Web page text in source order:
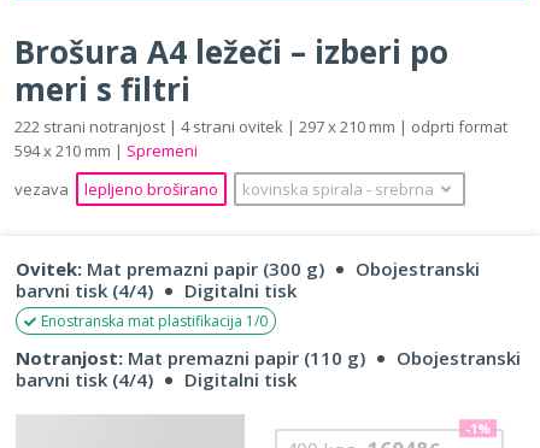
Brošura A4 ležeči – izberi po
meri s filtri
222 strani notranjost | 4 strani ovitek | 297 x 210 mm | odprti format
594 x 210 mm | Spremeni
vezava
lepljeno broširano kovinska spirala ‐ srebrna
Ovitek: Mat premazni papir (300 g)
Obojestranski
barvni tisk (4/4)
Digitalni tisk
Enostranska mat plastifikacija 1/0
Notranjost: Mat premazni papir (110 g)
Obojestranski
barvni tisk (4/4)
Digitalni tisk
-1%